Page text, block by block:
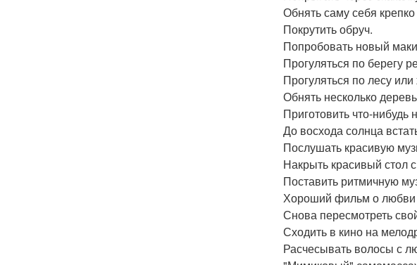
Обнять саму себя крепко
Покрутить обруч.
Попробовать новый
Прогуляться по берегу
Прогуляться по лесу
Обнять несколько
Приготовить что-нибудь
До восхода солнца
Послушать красивую
Накрыть красивый стол
Поставить ритмичную
Хороший фильм о любви
Снова пересмотреть
Сходить в кино на
Расчесывать волосы с